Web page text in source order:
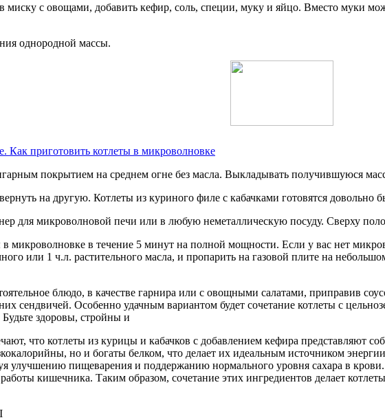
миску с овощами, добавить кефир, соль, специи, муку и яйцо. Вместо муки
однородной массы.
Как приготовить котлеты в микроволновке
покрытием на среднем огне без масла. Выкладывать получившуюся
на другую. Котлеты из куриного филе с кабачками готовятся довольно
для микроволновой печи или в любую неметаллическую посуду. Сверху
микроволновке в течение 5 минут на полной мощности. Если у вас нет
или 1 ч.л. растительного масла, и пропарить на газовой плите на
блюдо, в качестве гарнира или с овощными салатами, приправив
сендвичей. Особенно удачным вариантом будет сочетание котлеты с
здоровы, стройны и
что котлеты из курицы и кабачков с добавлением кефира представляют
но и богаты белком, что делает их идеальным источником
улучшению пищеварения и поддержанию нормального уровня сахара в
кишечника. Таким образом, сочетание этих ингредиентов делает